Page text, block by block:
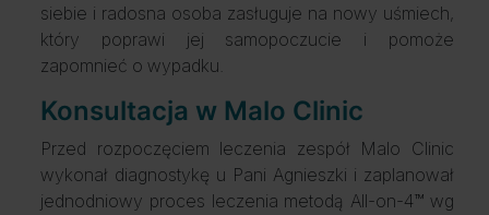
siebie i radosna osoba zasługuje na nowy uśmiech,
który poprawi jej samopoczucie i pomoże
zapomnieć o wypadku.
Konsultacja w Malo Clinic
Przed rozpoczęciem leczenia zespół Malo Clinic
wykonał diagnostykę u Pani Agnieszki i zaplanował
jednodniowy proces leczenia metodą All-on-4™ wg